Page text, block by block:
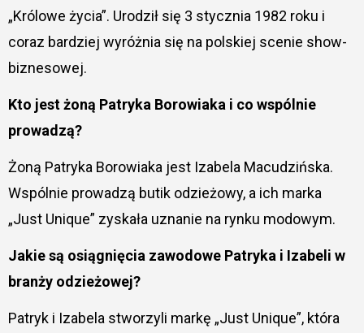
„Królowe życia”. Urodził się 3 stycznia 1982 roku i
coraz bardziej wyróżnia się na polskiej scenie show-
biznesowej.
Kto jest żoną Patryka Borowiaka i co wspólnie
prowadzą?
Żoną Patryka Borowiaka jest Izabela Macudzińska.
Wspólnie prowadzą butik odzieżowy, a ich marka
„Just Unique” zyskała uznanie na rynku modowym.
Jakie są osiągnięcia zawodowe Patryka i Izabeli w
branży odzieżowej?
Patryk i Izabela stworzyli markę „Just Unique”, która